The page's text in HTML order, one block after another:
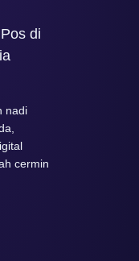
di
nadi
cermin